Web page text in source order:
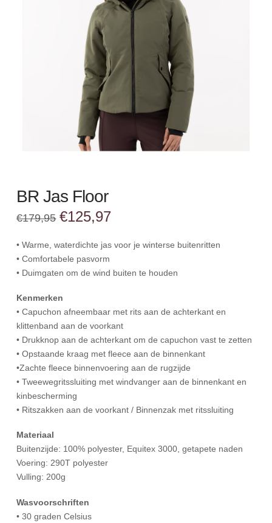
BR Jas Floor
€179,95 Oorspronkelijke
prijs
€179,95.
€125,97Huidige
€125,97.
• Warme, waterdichte jas voor je winterse buitenritten
• Comfortabele pasvorm
• Duimgaten om de wind buiten te houden
Kenmerken
• Capuchon afneembaar met rits aan de achterkant en
klittenband aan de voorkant
• Drukknop aan de achterkant om de capuchon vast te zetten
• Opstaande kraag met fleece aan de binnenkant
•Zachte fleece binnenvoering aan de rugzijde
• Tweewegritssluiting met windvanger aan de binnenkant en
kinbescherming
• Ritszakken aan de voorkant / Binnenzak met ritssluiting
Materiaal
Buitenzijde: 100% polyester, Equitex 3000, getapete naden
Voering: 290T polyester
Vulling: 200g
Wasvoorschriften
• 30 graden Celsius